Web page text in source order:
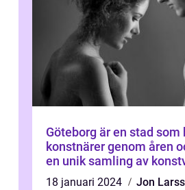
Göteborg är en stad
konstnärer genom åren
en unik samling av
representerar staden
18 januari 2024
Jon